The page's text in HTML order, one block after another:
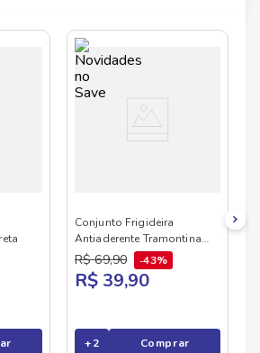
, confira abaixo:
Conjunto Frigideira
Antiaderente Tramontina
Turim Vermelha Com 2
Unidades 16cm e 20cm
R$ 69,90 43%
R$ 39,90
+2 Comprar